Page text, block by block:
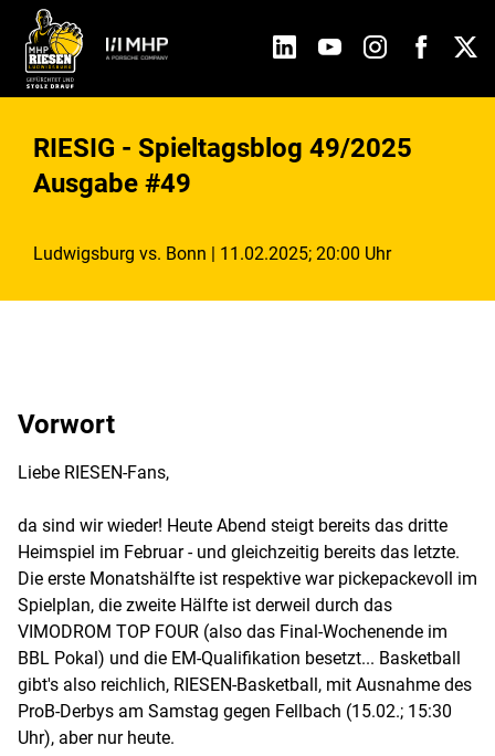
RIESIG - Spieltagsblog 49/2025
Ausgabe #49
Ludwigsburg vs. Bonn | 11.02.2025; 20:00 Uhr
Vorwort
Liebe RIESEN-Fans,
da sind wir wieder! Heute Abend steigt bereits das dritte
Heimspiel im Februar - und gleichzeitig bereits das letzte.
Die erste Monatshälfte ist respektive war pickepackevoll im
Spielplan, die zweite Hälfte ist derweil durch das
VIMODROM TOP FOUR (also das Final-Wochenende im
BBL Pokal) und die EM-Qualifikation besetzt... Basketball
gibt's also reichlich, RIESEN-Basketball, mit Ausnahme des
ProB-Derbys am Samstag gegen Fellbach (15.02.; 15:30
Uhr), aber nur heute.